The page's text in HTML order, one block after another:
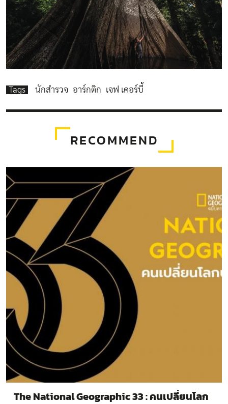
Tags นักสำรวจ อาร์กติก เจฟ เคอร์บี้
RECOMMEND
The National Geographic 33 : คนเปลี่ยนโลก